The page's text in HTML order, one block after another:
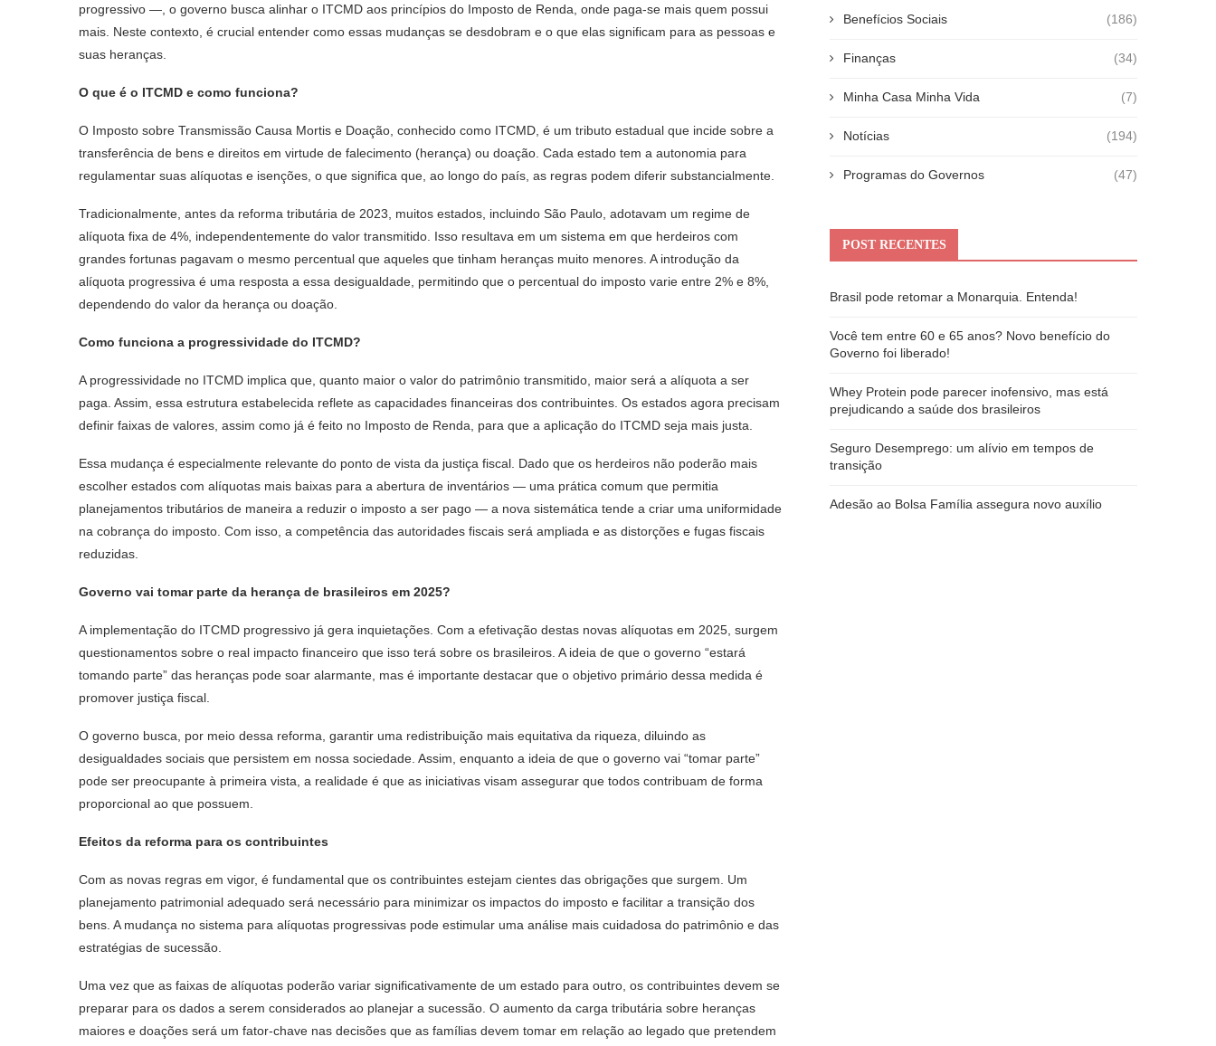
progressivo —, o governo busca alinhar o ITCMD aos princípios do Imposto de Renda, onde paga-se mais quem possui
mais. Neste contexto, é crucial entender como essas mudanças se desdobram e o que elas significam para as pessoas e
suas heranças.
O que é o ITCMD e como funciona?
O Imposto sobre Transmissão Causa Mortis e Doação, conhecido como ITCMD, é um tributo estadual que incide sobre a
transferência de bens e direitos em virtude de falecimento (herança) ou doação. Cada estado tem a autonomia para
regulamentar suas alíquotas e isenções, o que significa que, ao longo do país, as regras podem diferir substancialmente.
Tradicionalmente, antes da reforma tributária de 2023, muitos estados, incluindo São Paulo, adotavam um regime de
alíquota fixa de 4%, independentemente do valor transmitido. Isso resultava em um sistema em que herdeiros com
grandes fortunas pagavam o mesmo percentual que aqueles que tinham heranças muito menores. A introdução da
alíquota progressiva é uma resposta a essa desigualdade, permitindo que o percentual do imposto varie entre 2% e 8%,
dependendo do valor da herança ou doação.
Como funciona a progressividade do ITCMD?
A progressividade no ITCMD implica que, quanto maior o valor do patrimônio transmitido, maior será a alíquota a ser
paga. Assim, essa estrutura estabelecida reflete as capacidades financeiras dos contribuintes. Os estados agora precisam
definir faixas de valores, assim como já é feito no Imposto de Renda, para que a aplicação do ITCMD seja mais justa.
Essa mudança é especialmente relevante do ponto de vista da justiça fiscal. Dado que os herdeiros não poderão mais
escolher estados com alíquotas mais baixas para a abertura de inventários — uma prática comum que permitia
planejamentos tributários de maneira a reduzir o imposto a ser pago — a nova sistemática tende a criar uma uniformidade
na cobrança do imposto. Com isso, a competência das autoridades fiscais será ampliada e as distorções e fugas fiscais
reduzidas.
Governo vai tomar parte da herança de brasileiros em 2025?
A implementação do ITCMD progressivo já gera inquietações. Com a efetivação destas novas alíquotas em 2025, surgem
questionamentos sobre o real impacto financeiro que isso terá sobre os brasileiros. A ideia de que o governo “estará
tomando parte” das heranças pode soar alarmante, mas é importante destacar que o objetivo primário dessa medida é
promover justiça fiscal.
O governo busca, por meio dessa reforma, garantir uma redistribuição mais equitativa da riqueza, diluindo as
desigualdades sociais que persistem em nossa sociedade. Assim, enquanto a ideia de que o governo vai “tomar parte”
pode ser preocupante à primeira vista, a realidade é que as iniciativas visam assegurar que todos contribuam de forma
proporcional ao que possuem.
Efeitos da reforma para os contribuintes
Com as novas regras em vigor, é fundamental que os contribuintes estejam cientes das obrigações que surgem. Um
planejamento patrimonial adequado será necessário para minimizar os impactos do imposto e facilitar a transição dos
bens. A mudança no sistema para alíquotas progressivas pode estimular uma análise mais cuidadosa do patrimônio e das
estratégias de sucessão.
Uma vez que as faixas de alíquotas poderão variar significativamente de um estado para outro, os contribuintes devem se
preparar para os dados a serem considerados ao planejar a sucessão. O aumento da carga tributária sobre heranças
maiores e doações será um fator-chave nas decisões que as famílias devem tomar em relação ao legado que pretendem
Benefícios Sociais (186)
Finanças (34)
Minha Casa Minha Vida (7)
Notícias (194)
Programas do Governos (47)
POST RECENTES
Brasil pode retomar a Monarquia. Entenda!
Você tem entre 60 e 65 anos? Novo benefício do
Governo foi liberado!
Whey Protein pode parecer inofensivo, mas está
prejudicando a saúde dos brasileiros
Seguro Desemprego: um alívio em tempos de
transição
Adesão ao Bolsa Família assegura novo auxílio